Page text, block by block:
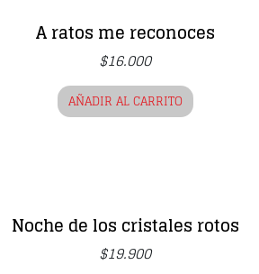
A ratos me reconoces
$16.000
AÑADIR AL CARRITO
Noche de los cristales rotos
$19.900